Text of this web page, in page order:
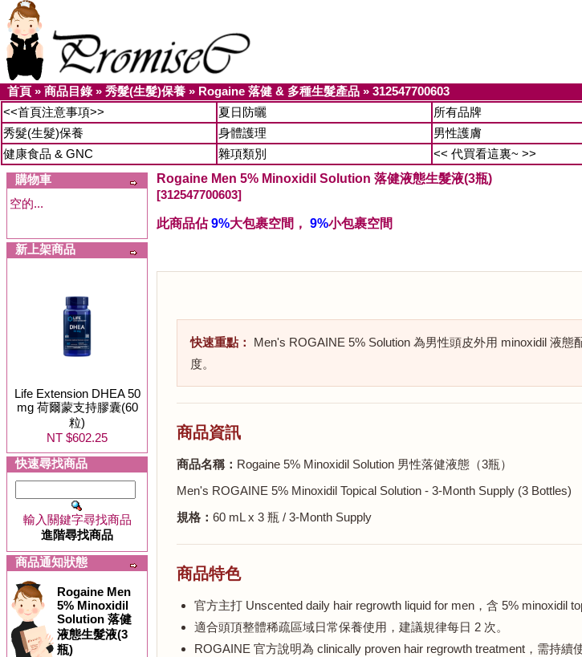
首頁 » 商品目錄» 秀髮(生髮)保養 » Rogaine 落健 & 多種生髮產品 » 312547700603
<<首頁注意事項>>
夏日防曬 所有品牌
秀髮(生髮)保養
身體護理 男性護膚
健康食品 & GNC
雜項類別 << 代買看這裏~ >>
購物車
空的...
新上架商品
Life Extension DHEA 50
mg 荷爾蒙支持膠囊(60
粒)
NT $602.25
快速尋找商品
輸入關鍵字尋找商品
進階尋找商品
商品通知狀態
Rogaine Men
5% Minoxidil
Solution 落健
液態生髮液(3
瓶)
Rogaine Men 5% Minoxidil Solution 落健液態生髮液(3瓶)
[312547700603]
此商品佔9%大包裹空間， 9%小包裹空間
快速重點：
Men's ROGAINE 5% Solution 為男性頭皮外用 minoxidil 液
度。
商品資訊
商品名稱： Rogaine 5% Minoxidil Solution 男性落健液態（3瓶）
Men's ROGAINE 5% Minoxidil Topical Solution - 3-Month Supply (3 Bottles)
規格： 60 mL x 3 瓶 / 3-Month Supply
商品特色
官方主打 Unscented daily hair regrowth liquid for men，含 5% minoxidil
適合頭頂整體稀疏區域日常保養使用，建議規律每日 2 次。
ROGAINE 官方說明為 clinically proven hair regrowth treatment，需持續